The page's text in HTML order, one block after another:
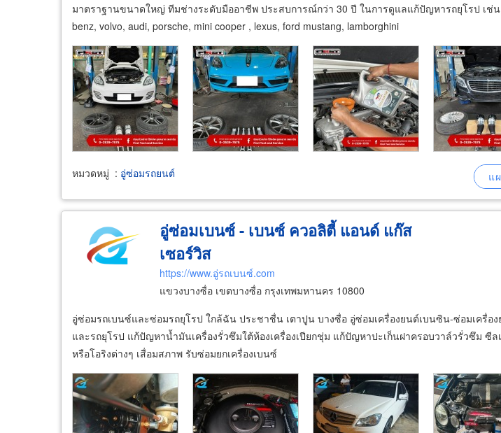
มาตราฐานขนาดใหญ่ ทีมช่างระดับมืออาชีพ ประสบการณ์กว่า 30 ปี ในการดูแลแก้ปัญหารถยุโรป เช่น
benz, volvo, audi, porsche, mini cooper , lexus, ford mustang, lamborghini
หมวดหมู่ : อู่ซ่อมรถยนต์
อู่ซ่อมเบนซ์ - เบนซ์ ควอลิตี้ แอนด์ แก๊ส
เซอร์วิส
https://www.อู่รถเบนซ์.com
แขวงบางซื่อ เขตบางซื่อ กรุงเทพมหานคร 10800
อู่ซ่อมรถเบนซ์และซ่อมรถยุโรป ใกล้ฉัน ประชาชื่น เตาปูน บางซื่อ อู่ซ่อมเครื่องยนต์เบนซิน-ซ่อมเครื่อ
และรถยุโรป แก้ปัญหาน้ำมันเครื่องรั่วซึมใต้ห้องเครื่องเปียกชุ่ม แก้ปัญหาปะเก็นฝาครอบวาล์วรั่วซึม ซีล
หรือโอริงต่างๆ เสื่อมสภาพ รับซ่อมยกเครื่องเบนซ์